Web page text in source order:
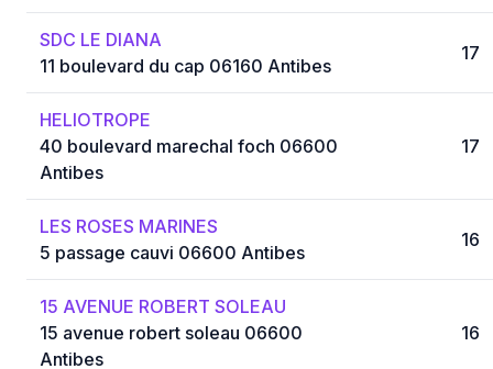
SDC LE DIANA
11 boulevard du cap 06160 Antibes
17
HELIOTROPE
40 boulevard marechal foch 06600
Antibes
17
LES ROSES MARINES
5 passage cauvi 06600 Antibes
16
15 AVENUE ROBERT SOLEAU
15 avenue robert soleau 06600
Antibes
16